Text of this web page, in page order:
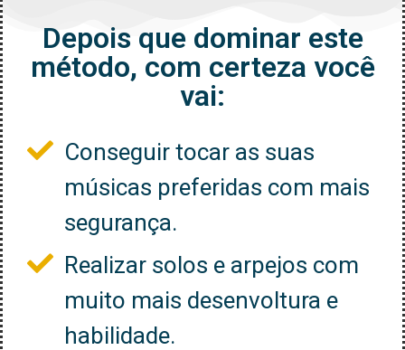
Depois que dominar este
método, com certeza você
vai:
Conseguir tocar as suas
músicas preferidas com mais
segurança.
Realizar solos e arpejos com
muito mais desenvoltura e
habilidade.